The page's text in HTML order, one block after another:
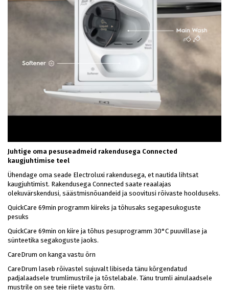
Juhtige oma pesuseadmeid rakendusega Connected
kaugjuhtimise teel
Ühendage oma seade Electroluxi rakendusega, et nautida lihtsat
kaugjuhtimist. Rakendusega Connected saate reaalajas
olekuvärskendusi, säästmisnõuandeid ja soovitusi rõivaste hoolduseks.
QuickCare 69min programm kiireks ja tõhusaks segapesukoguste
pesuks
QuickCare 69min on kiire ja tõhus pesuprogramm 30°C puuvillase ja
sünteetika segakoguste jaoks.
CareDrum on kanga vastu õrn
CareDrum laseb rõivastel sujuvalt libiseda tänu kõrgendatud
padjalaadsele trumlimustrile ja tõstelabale. Tänu trumli ainulaadsele
mustrile on see teie riiete vastu õrn.